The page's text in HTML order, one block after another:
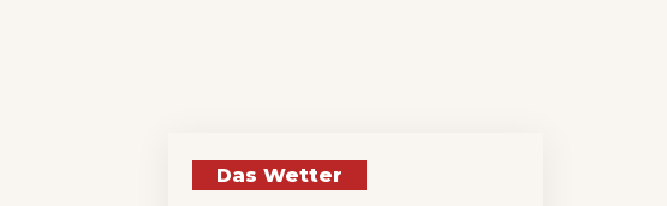
Das Wetter